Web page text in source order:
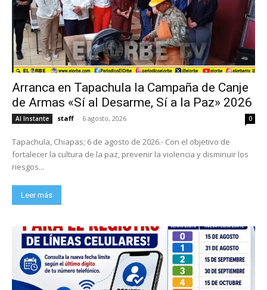
Arranca en Tapachula la Campaña de Canje
de Armas «Sí al Desarme, Sí a la Paz» 2026
Al Instante staff - 6 agosto, 2026 0
Tapachula, Chiapas; 6 de agosto de 2026.- Con el objetivo de
fortalecer la cultura de la paz, prevenir la violencia y disminuir los
riesgos...
Leer más